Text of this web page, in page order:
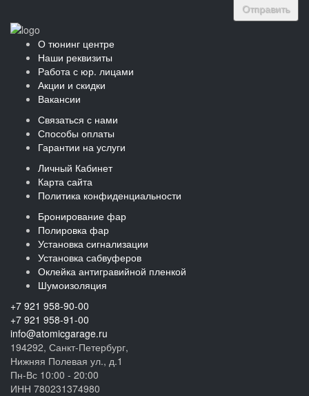
Отправить
О тюнинг центре
Наши реквизиты
Работа с юр. лицами
Акции и скидки
Вакансии
Связаться с нами
Способы оплаты
Гарантии на услуги
Личный Кабинет
Карта сайта
Политика конфиденциальности
Бронирование фар
Полировка фар
Установка сигнализации
Установка сабвуферов
Оклейка антигравийной пленкой
Шумоизоляция
+7 921 958-90-00
+7 921 958-91-00
info@atomicgarage.ru
194292, Санкт-Петербург,
Нижняя Полевая ул., д.1
Пн-Вс 10:00 - 20:00
ИНН 780231374980